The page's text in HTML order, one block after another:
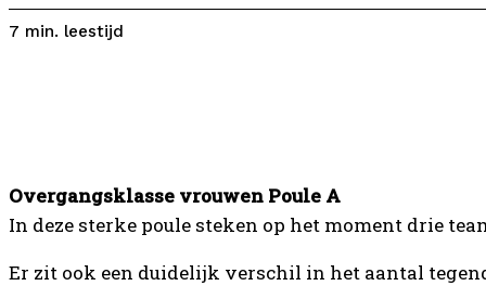
7 min. leestijd
Overgangsklasse vrouwen Poule A
In deze sterke poule steken op het moment drie
Er zit ook een duidelijk verschil in het aantal